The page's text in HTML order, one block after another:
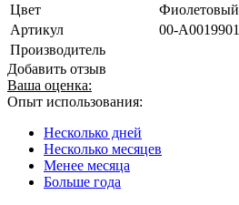
Цвет
Фиолетовый
Артикул
00-А0019901
Производитель
Добавить отзыв
Ваша оценка:
Опыт использования:
Несколько дней
Несколько месяцев
Менее месяца
Больше года